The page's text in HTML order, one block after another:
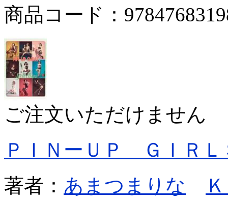
商品コード：
ご注文いただけません
ＰＩＮーＵＰ ＧＩＲ
著者： あまつまりな